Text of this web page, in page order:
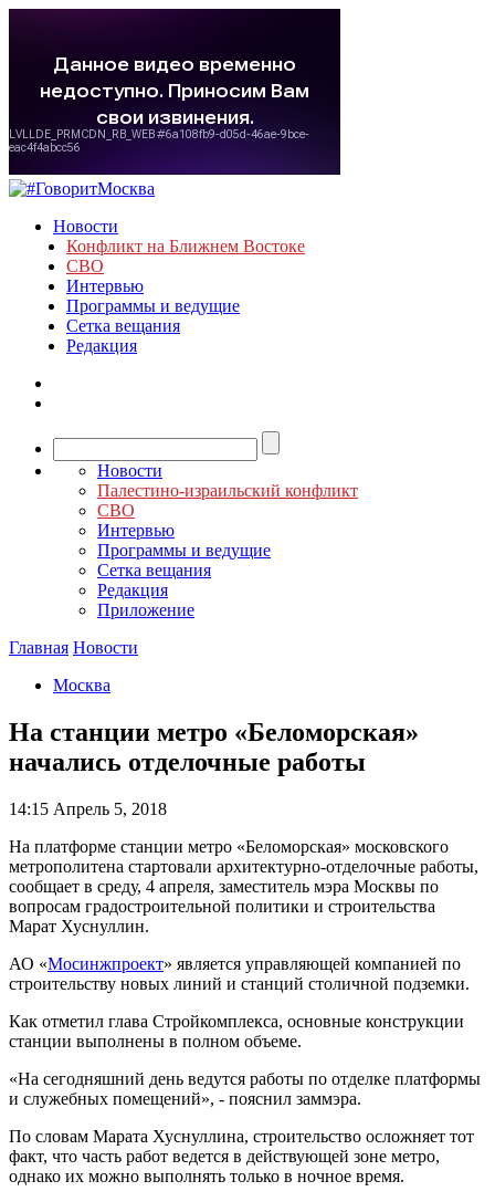
Новости
Конфликт на Ближнем Востоке
СВО
Интервью
Программы и ведущие
Сетка вещания
Редакция
Новости
Палестино-израильский конфликт
СВО
Интервью
Программы и ведущие
Сетка вещания
Редакция
Приложение
Главная Новости
Москва
На станции метро «Беломорская»
начались отделочные работы
14:15 Апрель 5, 2018
На платформе станции метро «Беломорская» московского
метрополитена стартовали архитектурно-отделочные работы,
сообщает в среду, 4 апреля, заместитель мэра Москвы по
вопросам градостроительной политики и строительства
Марат Хуснуллин.
АО «Мосинжпроект» является управляющей компанией по
строительству новых линий и станций столичной подземки.
Как отметил глава Стройкомплекса, основные конструкции
станции выполнены в полном объеме.
«На сегодняшний день ведутся работы по отделке платформы
и служебных помещений», - пояснил заммэра.
По словам Марата Хуснуллина, строительство осложняет тот
факт, что часть работ ведется в действующей зоне метро,
однако их можно выполнять только в ночное время.